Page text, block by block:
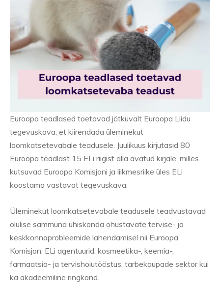
Euroopa teadlased toetavad jätkuvalt Euroopa Liidu
tegevuskava, et kiirendada üleminekut
loomkatsetevabale teadusele. Juulikuus kirjutasid 80
Euroopa teadlast 15 ELi riigist alla avatud kirjale, milles
kutsuvad Euroopa Komisjoni ja liikmesriike üles ELi
koostama vastavat tegevuskava.
Üleminekut loomkatsetevabale teadusele teadvustavad
olulise sammuna ühiskonda ohustavate tervise- ja
keskkonnaprobleemide lahendamisel nii Euroopa
Komisjon, ELi agentuurid, kosmeetika-, keemia-,
farmaatsia- ja tervishoiutööstus, tarbekaupade sektor kui
ka akadeemiline ringkond.